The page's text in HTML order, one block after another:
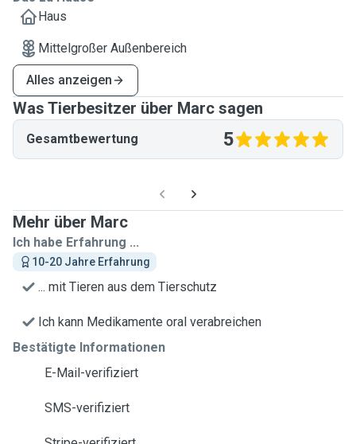
Haus
Mittelgroßer Außenbereich
Alles anzeigen
Was Tierbesitzer über Marc sagen
Gesamtbewertung 5
Mehr über Marc
Ich habe Erfahrung ...
10-20 Jahre Erfahrung
... mit Tieren aus dem Tierschutz
Ich kann Medikamente oral verabreichen
Bestätigte Informationen
E-Mail-verifiziert
SMS-verifiziert